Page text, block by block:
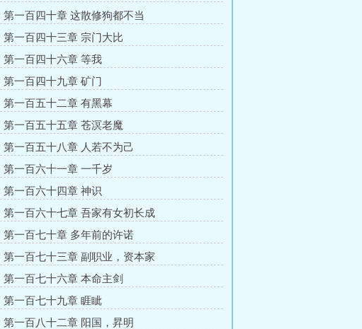
第一百四十章 这散修狗都不当
第一百四十三章 宗门大比
第一百四十六章 等我
第一百四十九章 矿门
第一百五十二章 有黑幕
第一百五十五章 苍溟老魔
第一百五十八章 人若不为己
第一百六十一章 一千岁
第一百六十四章 神识
第一百六十七章 吾家有女初长成
第一百七十章 多年前的许诺
第一百七十三章 副职业，资本家
第一百七十六章 本命主剑
第一百七十九章 睚眦
第一百八十二章 阳国，昇明